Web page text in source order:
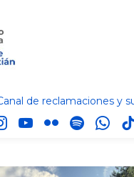
de reclamaciones y
youtube
flickr spotify
tik